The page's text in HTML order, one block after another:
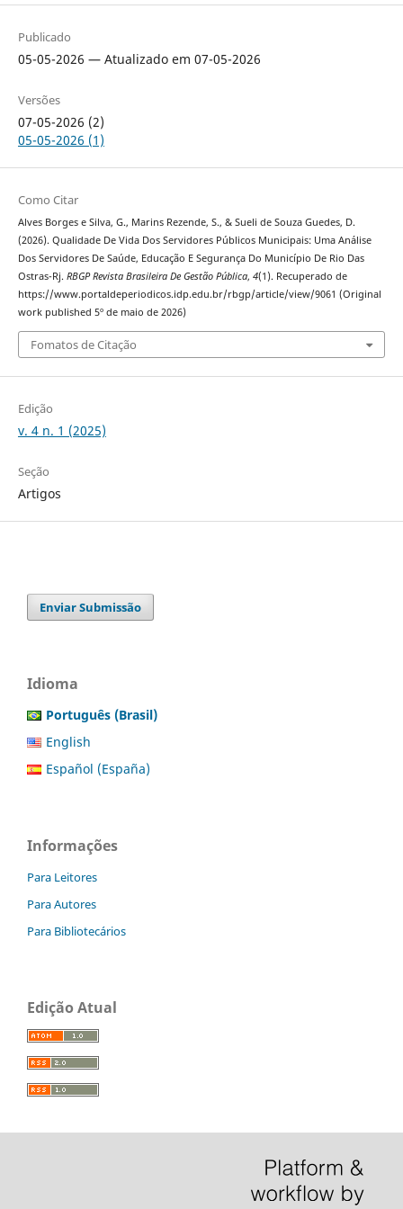
Publicado
05-05-2026 — Atualizado em 07-05-2026
Versões
07-05-2026 (2)
05-05-2026 (1)
Como Citar
Alves Borges e Silva, G., Marins Rezende, S., & Sueli de Souza Guedes, D.
(2026). Qualidade De Vida Dos Servidores Públicos Municipais: Uma Análise
Dos Servidores De Saúde, Educação E Segurança Do Município De Rio Das
Ostras-Rj. RBGP Revista Brasileira De Gestão Pública, 4(1). Recuperado de
https://www.portaldeperiodicos.idp.edu.br/rbgp/article/view/9061 (Original
work published 5º de maio de 2026)
Fomatos de Citação
Edição
v. 4 n. 1 (2025)
Seção
Artigos
Enviar Submissão
Idioma
Português (Brasil)
English
Español (España)
Informações
Para Leitores
Para Autores
Para Bibliotecários
Edição Atual